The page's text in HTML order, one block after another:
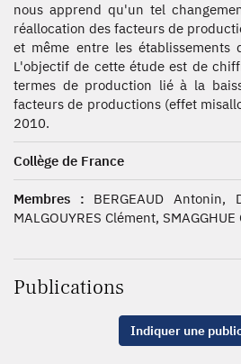
nous apprend qu'un tel
réallocation des facteurs de
et même entre les établissements
L'objectif de cette étude est de
termes de production lié à la
facteurs de productions (effet
2010.
Collège de France
Membres : BERGEAUD Antonin,
MALGOUYRES Clément,
Publications
Indiquer une